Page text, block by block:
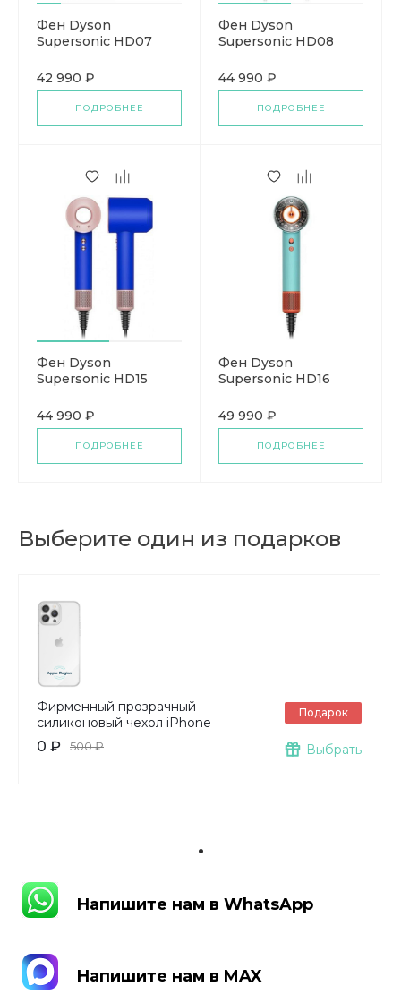
Фен Dyson
Supersonic HD07
42 990 ₽
ПОДРОБНЕЕ
Фен Dyson
Supersonic HD08
44 990 ₽
ПОДРОБНЕЕ
Фен Dyson
Supersonic HD15
44 990 ₽
ПОДРОБНЕЕ
Фен Dyson
Supersonic HD16
49 990 ₽
ПОДРОБНЕЕ
Выберите один из подарков
Фирменный прозрачный
силиконовый чехол iPhone
0 ₽ 500 ₽
Подарок
Выбрать
.
Напишите нам в WhatsApp
Напишите нам в MAX